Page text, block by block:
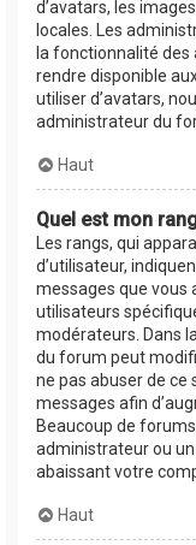
d’avatars, les
locales. Les
la fonctionnalité des
rendre disponible
utiliser d’avatars,
administrateur du
Haut
Quel est mon
Les rangs, qui
d’utilisateur,
messages que vous
utilisateurs
modérateurs. Dans
du forum peut
ne pas abuser de
messages afin
Beaucoup de
administrateur ou
abaissant votre
Haut